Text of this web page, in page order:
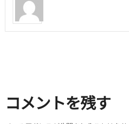
コメントを残す